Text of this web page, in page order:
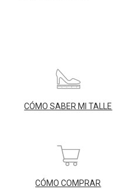
CÓMO SABER MI TALLE
CÓMO COMPRAR